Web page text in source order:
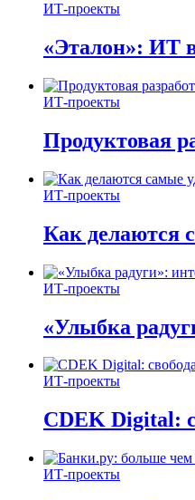
ИТ-проекты
«Эталон»: ИТ
ИТ-проекты
Продуктовая
ИТ-проекты
Как делаются
ИТ-проекты
«Улыбка
ИТ-проекты
CDEK Digital:
ИТ-проекты